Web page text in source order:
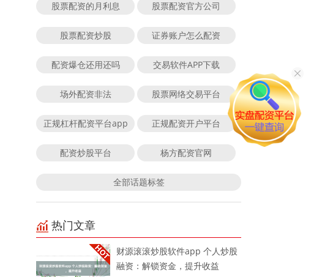
股票配资的月利息 股票配资官方公司
股票配资炒股 证券账户怎么配资
配资爆仓还用还吗 交易软件APP下载
场外配资非法 股票网络交易平台
正规杠杆配资平台app 正规配资开户平台
配资炒股平台 杨方配资官网
全部话题标签
热门文章
财源滚滚炒股软件app 个人炒股
融资：解锁资金，提升收益